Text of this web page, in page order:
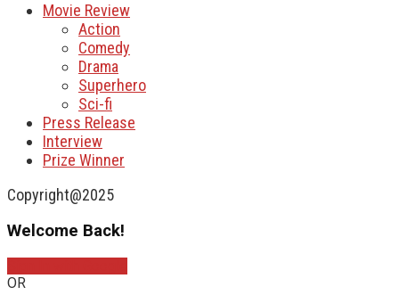
Movie Review
Action
Comedy
Drama
Superhero
Sci-fi
Press Release
Interview
Prize Winner
Copyright@2025
Welcome Back!
OR